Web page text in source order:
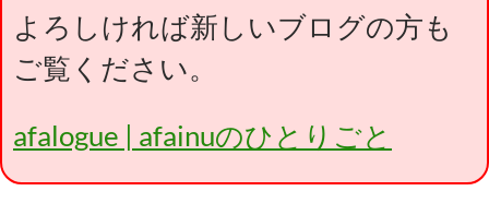
よろしければ新しいブログの方も
ご覧ください。
afalogue | afainuのひとりごと